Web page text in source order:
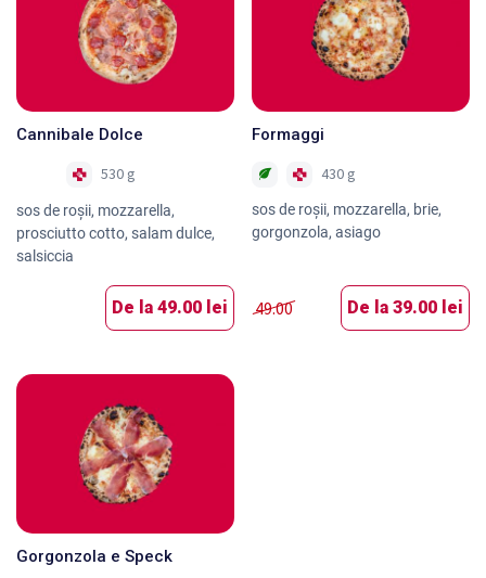
Cannibale Dolce
530 g
sos de roşii, mozzarella,
prosciutto cotto, salam dulce,
salsiccia
De la 49.00 lei
Formaggi
430 g
sos de roşii, mozzarella, brie,
gorgonzola, asiago
49.00 De la 39.00 lei
Gorgonzola e Speck